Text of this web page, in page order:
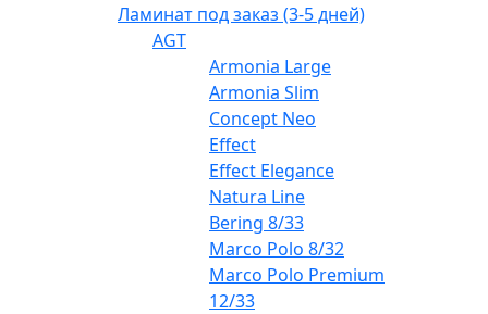
Ламинат под заказ (3-5 дней)
AGT
Armonia Large
Armonia Slim
Concept Neo
Effect
Effect Elegance
Natura Line
Bering 8/33
Marco Polo 8/32
Marco Polo Premium
12/33